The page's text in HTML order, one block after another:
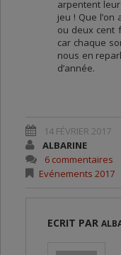
arpentent
jeu ! Que
ou deux cent
car chaque
nous en
d’année.
14 FÉVRIER 2017
ALBARINE
6 commentaires
Evénements 2017
ECRIT PAR